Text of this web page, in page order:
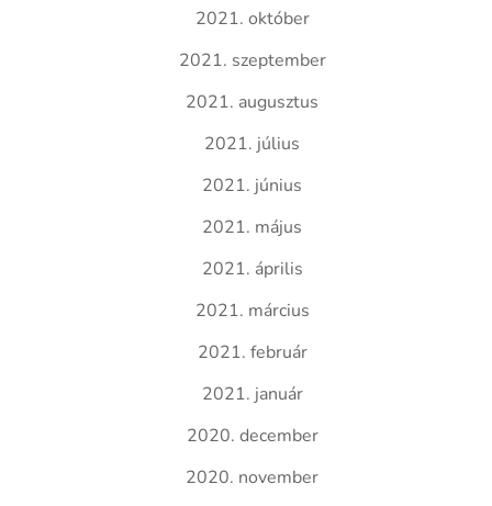
2021. október
2021. szeptember
2021. augusztus
2021. július
2021. június
2021. május
2021. április
2021. március
2021. február
2021. január
2020. december
2020. november